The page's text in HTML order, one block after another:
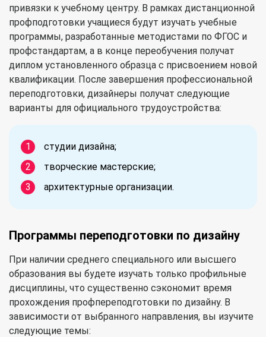
привязки к учебному центру. В рамках дистанционной
профподготовки учащиеся будут изучать учебные
программы, разработанные методистами по ФГОС и
профстандартам, а в конце переобучения получат
диплом установленного образца с присвоением новой
квалификации. После завершения профессиональной
переподготовки, дизайнеры получат следующие
варианты для официального трудоустройства:
студии дизайна;
творческие мастерские;
архитектурные организации.
Программы переподготовки по дизайну
При наличии среднего специального или высшего
образования вы будете изучать только профильные
дисциплины, что существенно сэкономит время
прохождения профпереподготовки по дизайну. В
зависимости от выбранного направления, вы изучите
следующие темы: